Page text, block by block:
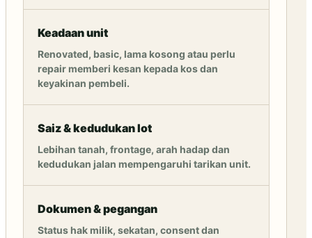
Keadaan unit
Renovated, basic, lama kosong atau perlu
repair memberi kesan kepada kos dan
keyakinan pembeli.
Saiz & kedudukan lot
Lebihan tanah, frontage, arah hadap dan
kedudukan jalan mempengaruhi tarikan unit.
Dokumen & pegangan
Status hak milik, sekatan, consent dan